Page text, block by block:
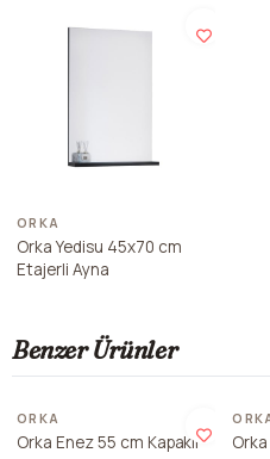
ORKA
Orka Yedisu 45x70 cm
Etajerli Ayna
Benzer Ürünler
ORKA
Orka Enez 55 cm Kapaklı